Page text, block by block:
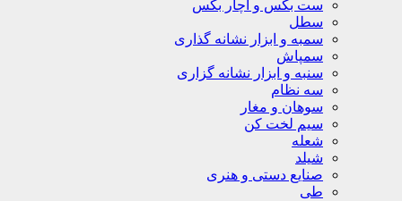
ست بکس و آچار بکس
سطل
سمبه و ابزار نشانه گذاری
سمپاش
سنبه و ابزار نشانه گزاری
سه نظام
سوهان و مغار
سیم لخت کن
شعله
شیلد
صنایع دستی و هنری
طی